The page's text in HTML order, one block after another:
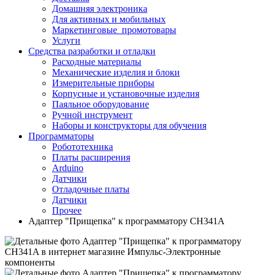
Домашняя электроника
Для активных и мобильных
Маркетинговые_промотовары
Услуги
Средства разработки и отладки
Расходные материалы
Механические изделия и блоки
Измерительные приборы
Корпусные и установочные изделия
Паяльное оборудование
Ручной инструмент
Наборы и конструкторы для обучения
Программаторы
Робототехника
Платы расширения
Arduino
Датчики
Отладочные платы
Датчики
Прочее
Адаптер "Прищепка" к программатору CH341A